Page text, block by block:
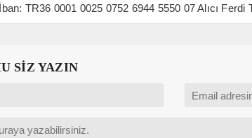
TR36 0001 0025 0752 6944 5550 07 Alıcı Ferdi
SİZ YAZIN